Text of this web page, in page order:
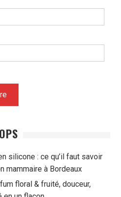
silicone : ce qu’il faut savoir
mammaire à Bordeaux
floral & fruité, douceur,